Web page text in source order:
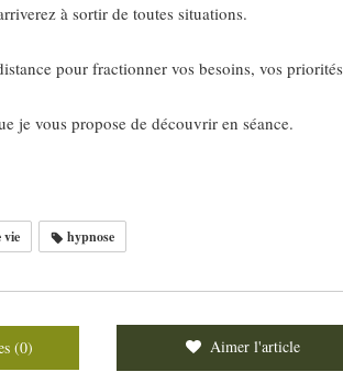
à sortir de toutes situations.
pour fractionner vos besoins, vos
je vous propose de découvrir en séance.
vie hypnose
(0) Aimer l'article